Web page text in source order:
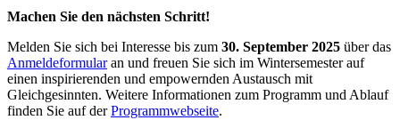
Machen Sie den nächsten Schritt!
Melden Sie sich bei Interesse bis zum 30. September 2025 über das
Anmeldeformularan und freuen Sie sich im Wintersemester auf
einen inspirierenden und empowernden Austausch mit
Gleichgesinnten. Weitere Informationen zum Programm und Ablauf
finden Sie auf derProgrammwebseite.